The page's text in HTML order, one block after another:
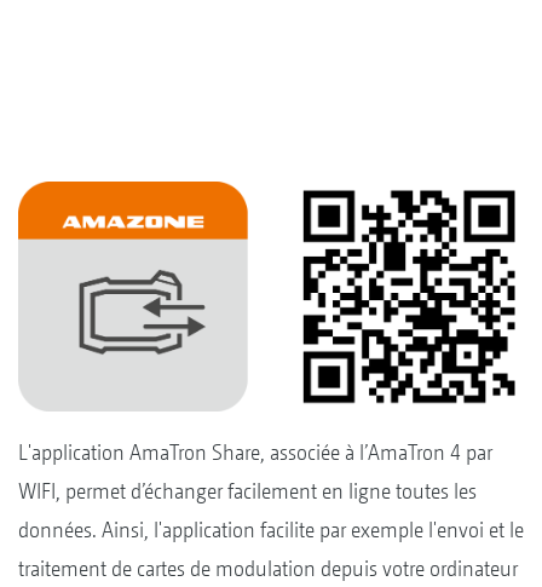
L'application AmaTron Share, associée à l’AmaTron 4 par
WIFI, permet d’échanger facilement en ligne toutes les
données. Ainsi, l'application facilite par exemple l'envoi et le
traitement de cartes de modulation depuis votre ordinateur